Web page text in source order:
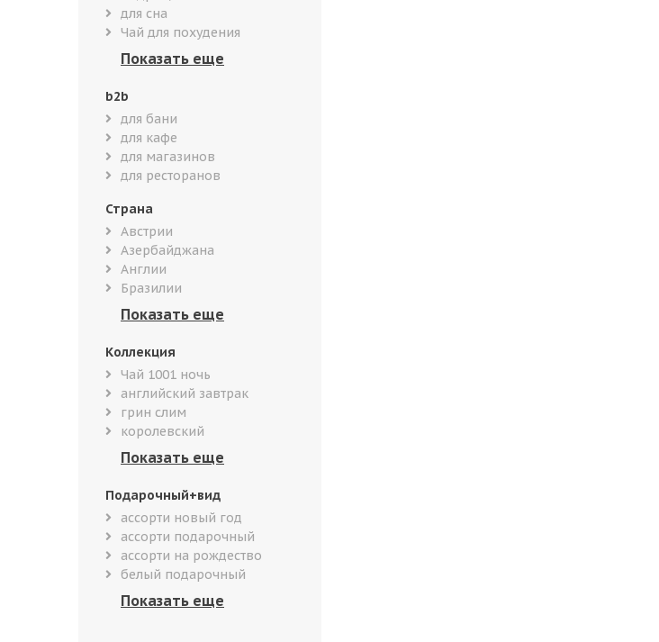
для сна
Чай для похудения
b2b
для бани
для кафе
для магазинов
для ресторанов
Страна
Австрии
Азербайджана
Англии
Бразилии
Коллекция
Чай 1001 ночь
английский завтрак
грин слим
королевский
Подарочный+вид
ассорти новый год
ассорти подарочный
ассорти на рождество
белый подарочный